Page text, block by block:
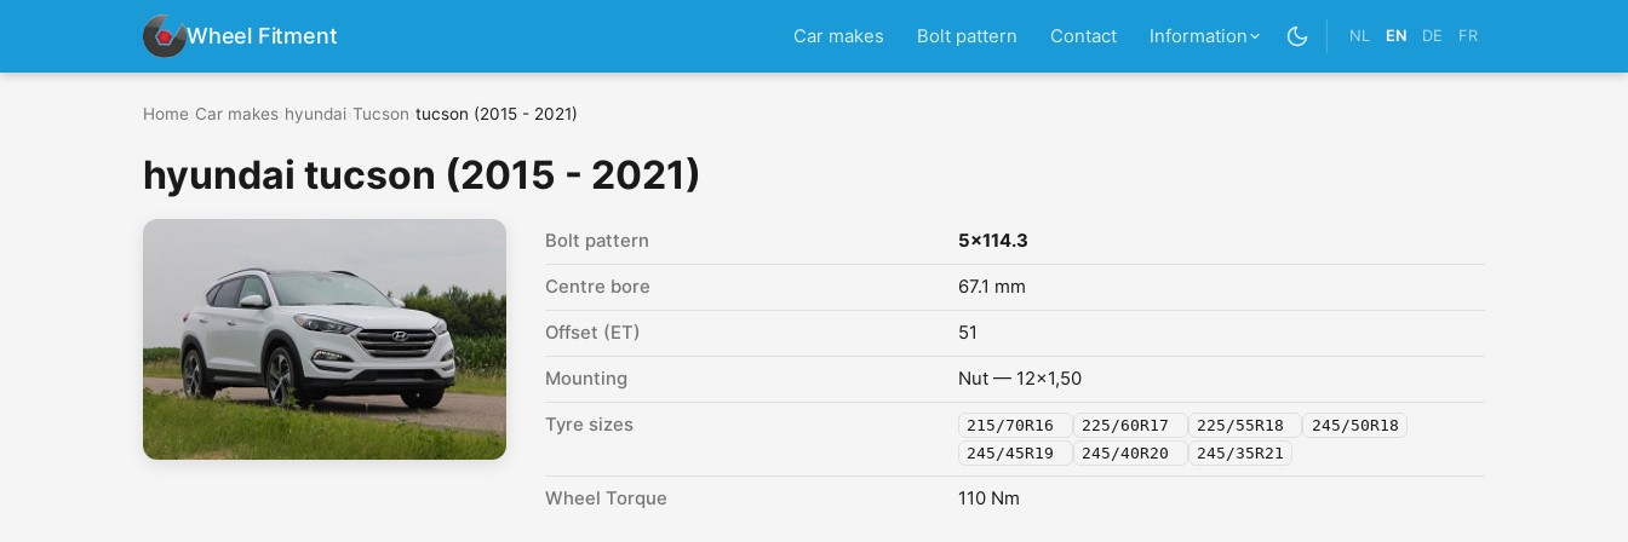
Wheel Fitment Car makes Bolt pattern Contact Information NL EN DE FR
Home Car makes hyundai Tucson tucson (2015 - 2021)
hyundai tucson (2015 - 2021)
Bolt pattern 5x114.3
Centre bore 67.1 mm
Offset (ET) 51
Mounting Nut — 12x1,50
Tyre sizes 215/70R16 225/60R17 225/55R18
245/50R18
245/45R19
245/40R20 245/35R21
Wheel Torque 110 Nm